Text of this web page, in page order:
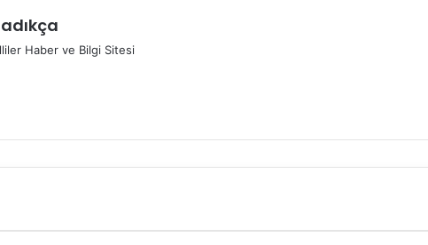
Haber ve Bilgi Sitesi